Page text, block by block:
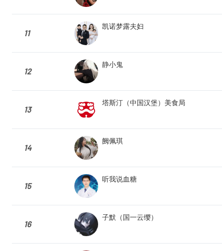
11
凯诺梦露夫妇
12
静小鬼
13
塔斯汀（中国汉堡）美食局
14
阙佩琪
15
听我说血糖
16
子默（国一云缨）